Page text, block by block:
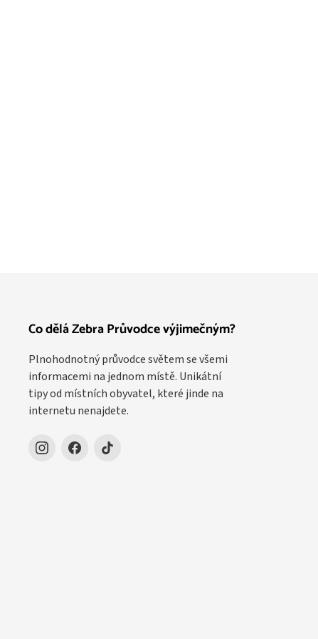
Co dělá Zebra Průvodce výjimečným?
Plnohodnotný průvodce světem se všemi
informacemi na jednom místě. Unikátní
tipy od místních obyvatel, které jinde na
internetu nenajdete.